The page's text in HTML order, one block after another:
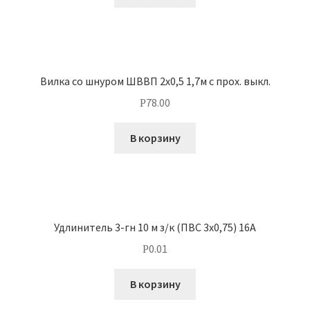
Вилка со шнуром ШВВП 2х0,5 1,7м с прох. выкл.
Р78.00
В корзину
Удлинитель 3-гн 10 м з/к (ПВС 3х0,75) 16А
Р0.01
В корзину